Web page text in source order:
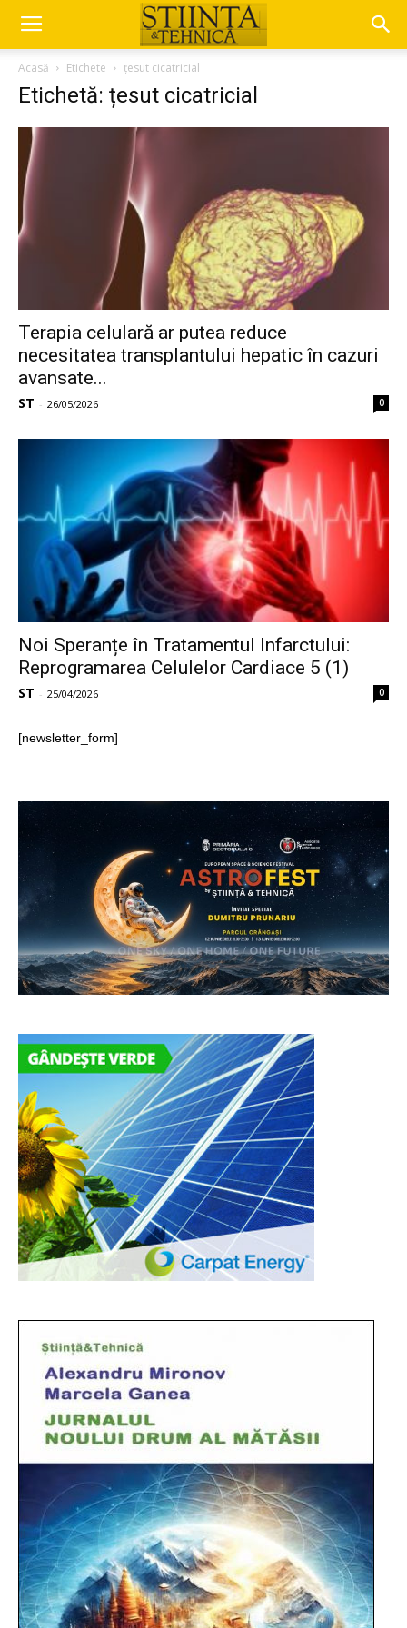
Acasă Etichete țesut cicatricial
Etichetă: țesut cicatricial
Terapia celulară ar putea reduce
necesitatea transplantului hepatic în cazuri
avansate...
ST - 26/05/2026 0
Noi Speranțe în Tratamentul Infarctului:
Reprogramarea Celulelor Cardiace 5 (1)
ST - 25/04/2026 0
[newsletter_form]